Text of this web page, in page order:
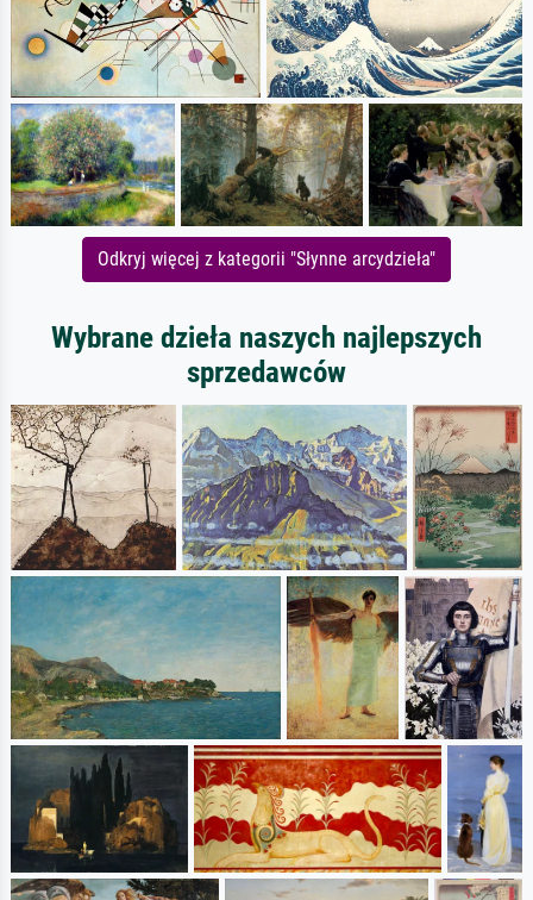
Odkryj więcej z kategorii "Słynne arcydzieła"
Wybrane dzieła naszych najlepszych
sprzedawców